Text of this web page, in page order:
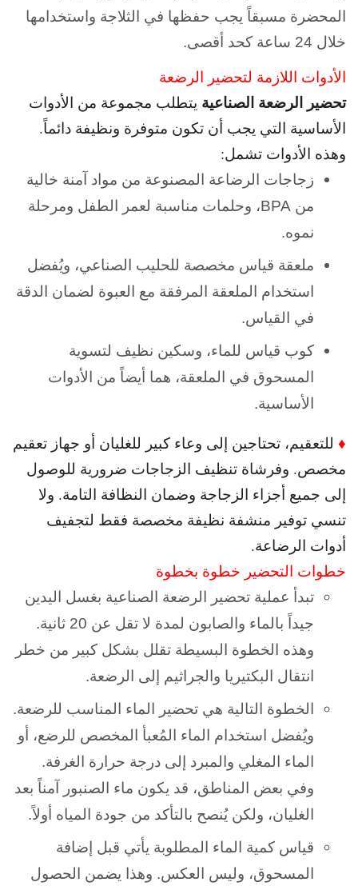
المحضرة مسبقاً يجب حفظها في الثلاجة واستخدامها
خلال 24 ساعة كحد أقصى.
الأدوات اللازمة لتحضير الرضعة
تحضير الرضعة الصناعية يتطلب مجموعة من الأدوات
الأساسية التي يجب أن تكون متوفرة ونظيفة دائماً.
وهذه الأدوات تشمل:
زجاجات الرضاعة المصنوعة من مواد آمنة خالية
من BPA، وحلمات مناسبة لعمر الطفل ومرحلة
نموه.
ملعقة قياس مخصصة للحليب الصناعي، ويُفضل
استخدام الملعقة المرفقة مع العبوة لضمان الدقة
في القياس.
كوب قياس للماء، وسكين نظيف لتسوية
المسحوق في الملعقة، هما أيضاً من الأدوات
الأساسية.
♦ للتعقيم، تحتاجين إلى وعاء كبير للغليان أو جهاز تعقيم
مخصص. وفرشاة تنظيف الزجاجات ضرورية للوصول
إلى جميع أجزاء الزجاجة وضمان النظافة التامة. ولا
تنسي توفير منشفة نظيفة مخصصة فقط لتجفيف
أدوات الرضاعة.
خطوات التحضير خطوة بخطوة
تبدأ عملية تحضير الرضعة الصناعية بغسل اليدين
جيداً بالماء والصابون لمدة لا تقل عن 20 ثانية.
وهذه الخطوة البسيطة تقلل بشكل كبير من خطر
انتقال البكتيريا والجراثيم إلى الرضعة.
الخطوة التالية هي تحضير الماء المناسب للرضعة.
ويُفضل استخدام الماء المُعبأ المخصص للرضع، أو
الماء المغلي والمبرد إلى درجة حرارة الغرفة.
وفي بعض المناطق، قد يكون ماء الصنبور آمناً بعد
الغليان، ولكن يُنصح بالتأكد من جودة المياه أولاً.
قياس كمية الماء المطلوبة يأتي قبل إضافة
المسحوق، وليس العكس. وهذا يضمن الحصول